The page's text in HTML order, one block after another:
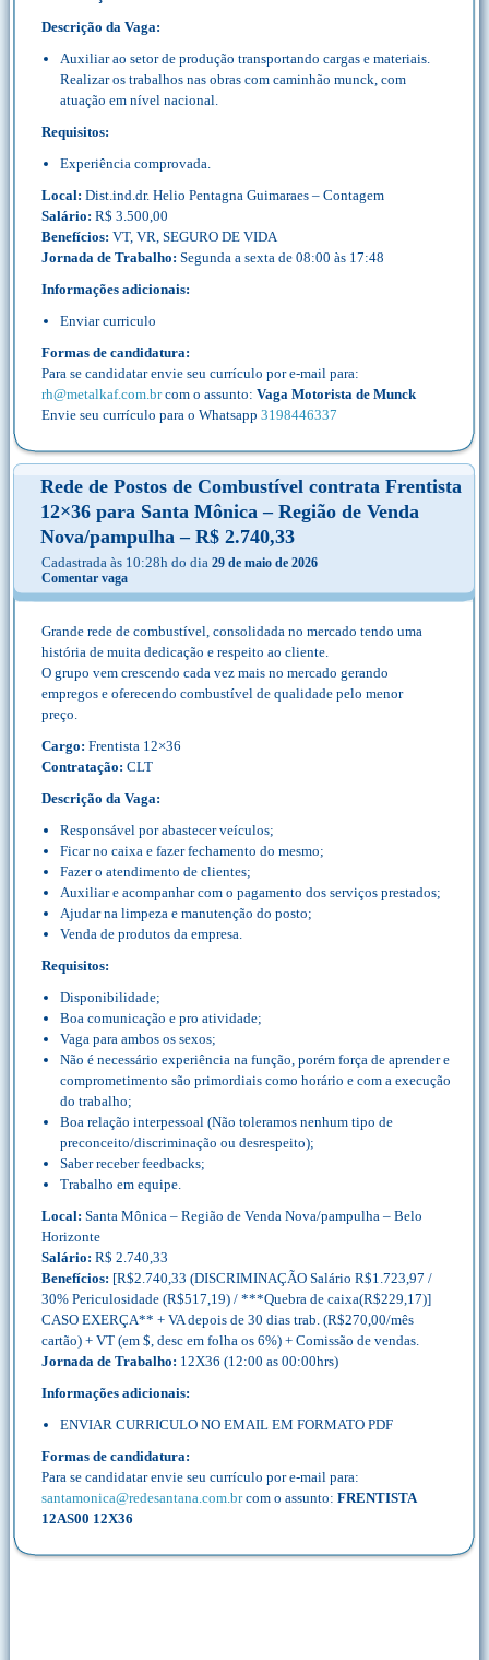
Descrição da Vaga:
Auxiliar ao setor de produção transportando cargas e materiais.
Realizar os trabalhos nas obras com caminhão munck, com
atuação em nível nacional.
Requisitos:
Experiência comprovada.
Local: Dist.ind.dr. Helio Pentagna Guimaraes – Contagem
Salário: R$ 3.500,00
Benefícios: VT, VR, SEGURO DE VIDA
Jornada de Trabalho: Segunda a sexta de 08:00 às 17:48
Informações adicionais:
Enviar curriculo
Formas de candidatura:
Para se candidatar envie seu currículo por e-mail para:
rh@metalkaf.com.brcom o assunto: Vaga Motorista de Munck
Envie seu currículo para o Whatsapp 3198446337
Rede de Postos de Combustível contrata Frentista
12×36 para Santa Mônica – Região de Venda
Nova/pampulha – R$ 2.740,33
Cadastrada às 10:28h do dia 29 de maio de 2026
Comentar vaga
Grande rede de combustível, consolidada no mercado tendo uma
história de muita dedicação e respeito ao cliente.
O grupo vem crescendo cada vez mais no mercado gerando
empregos e oferecendo combustível de qualidade pelo menor
preço.
Cargo: Frentista 12×36
Contratação: CLT
Descrição da Vaga:
Responsável por abastecer veículos;
Ficar no caixa e fazer fechamento do mesmo;
Fazer o atendimento de clientes;
Auxiliar e acompanhar com o pagamento dos serviços prestados;
Ajudar na limpeza e manutenção do posto;
Venda de produtos da empresa.
Requisitos:
Disponibilidade;
Boa comunicação e pro atividade;
Vaga para ambos os sexos;
Não é necessário experiência na função, porém força de aprender e
comprometimento são primordiais como horário e com a execução
do trabalho;
Boa relação interpessoal (Não toleramos nenhum tipo de
preconceito/discriminação ou desrespeito);
Saber receber feedbacks;
Trabalho em equipe.
Local: Santa Mônica – Região de Venda Nova/pampulha – Belo
Horizonte
Salário: R$ 2.740,33
Benefícios: [R$2.740,33 (DISCRIMINAÇÃO Salário R$1.723,97 /
30% Periculosidade (R$517,19) / ***Quebra de caixa(R$229,17)]
CASO EXERÇA** + VA depois de 30 dias trab. (R$270,00/mês
cartão) + VT (em $, desc em folha os 6%) + Comissão de vendas.
Jornada de Trabalho: 12X36 (12:00 as 00:00hrs)
Informações adicionais:
ENVIAR CURRICULO NO EMAIL EM FORMATO PDF
Formas de candidatura:
Para se candidatar envie seu currículo por e-mail para:
santamonica@redesantana.com.brcom o assunto: FRENTISTA
12AS00 12X36